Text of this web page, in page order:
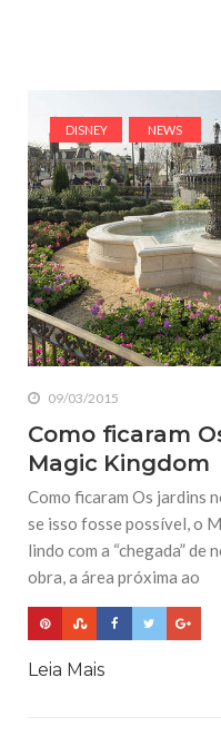
DISNEY NEWS
09/03/2015
Como ficaram
Magic Kingdom
Como ficaram Os jardins
se isso fosse possível, o
lindo com a “chegada” de
obra, a área próxima ao
Leia Mais